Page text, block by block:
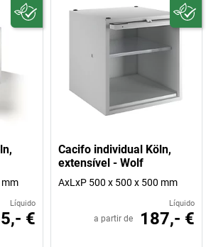
procura de um armário de sobrepor como
tudo aquilo que necessita!
mm
Líquido
€
Cacifo individual Köln,
extensível - Wolf
AxLxP 500 x 500 x 500 mm
Líquido
a partir de 187,- €